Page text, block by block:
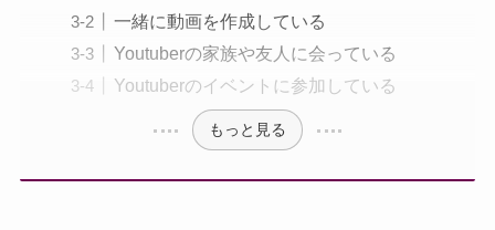
一緒に動画を作成している
Youtuberの家族や友人に会っている
Youtuberのイベントに参加している
もっと見る